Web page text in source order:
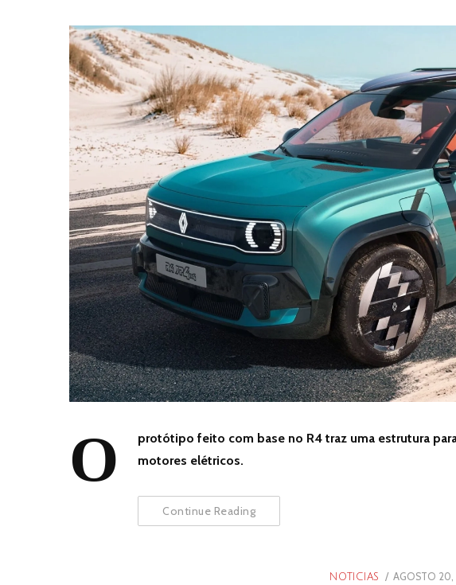
O
protótipo feito com base no R4 traz uma estrutura
motores elétricos.
Continue Reading
NOTICIAS
POSTED
AGOSTO 20,